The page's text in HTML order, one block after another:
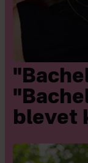
blevet